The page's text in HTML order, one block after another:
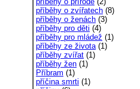
příběhy o zvířatech (8)
příběhy o ženách (3)
příběhy pro děti (4)
příběhy pro mládež (1)
příběhy ze života(1)
příběhy zvířat (1)
příběhy žen (1)
Příbram (1)
příčina smrti (1)